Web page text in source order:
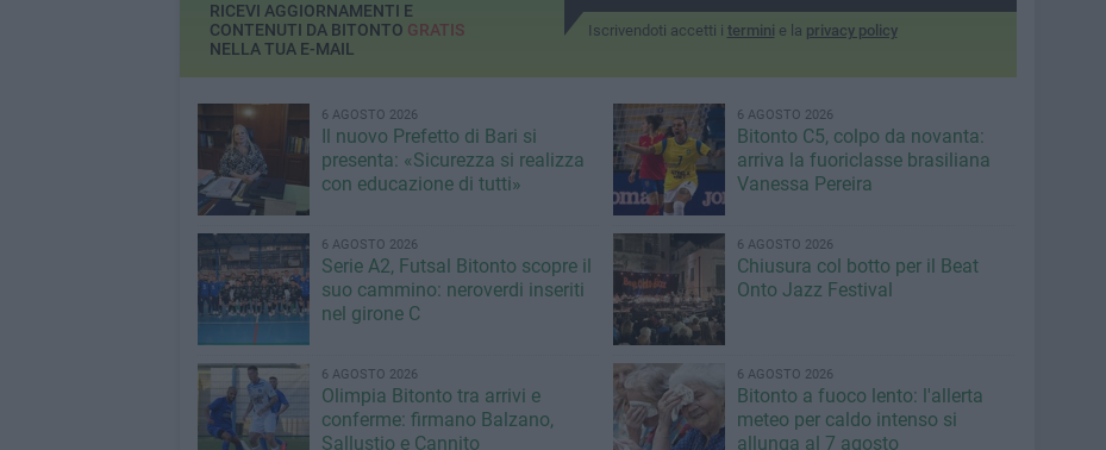
Iscrivendoti accetti i termini e la privacy policy
RICEVI AGGIORNAMENTI E
CONTENUTI DA BITONTO GRATIS
NELLA TUA E-MAIL
6 AGOSTO 2026
Il nuovo Prefetto di Bari si
presenta: «Sicurezza si realizza
con educazione di tutti»
6 AGOSTO 2026
Bitonto C5, colpo da novanta:
arriva la fuoriclasse brasiliana
Vanessa Pereira
6 AGOSTO 2026
Serie A2, Futsal Bitonto scopre il
suo cammino: neroverdi inseriti
nel girone C
6 AGOSTO 2026
Chiusura col botto per il Beat
Onto Jazz Festival
6 AGOSTO 2026
Olimpia Bitonto tra arrivi e
conferme: firmano Balzano,
Sallustio e Cannito
6 AGOSTO 2026
Bitonto a fuoco lento: l'allerta
meteo per caldo intenso si
allunga al 7 agosto